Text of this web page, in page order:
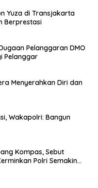
Yuza di Transjakarta
Berprestasi
Pelanggaran DMO
Pelanggar
Menyerahkan Diri dan
Wakapolri: Bangun
Kompas, Sebut
Polri Semakin